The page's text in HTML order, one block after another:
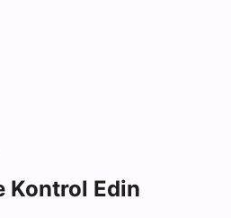
Kontrol Edin